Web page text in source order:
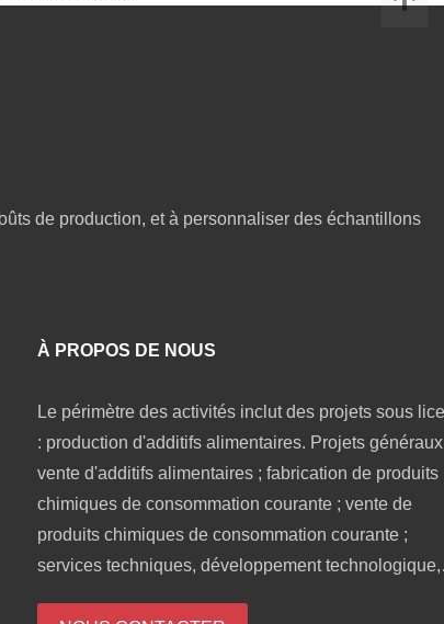
de production, et à personnaliser des échantillons
À PROPOS DE NOUS
Le périmètre des activités inclut des projets sous
: production d'additifs alimentaires. Projets
vente d'additifs alimentaires ; fabrication de produits
chimiques de consommation courante ; vente de
produits chimiques de consommation courante ;
services techniques, développement technologique,